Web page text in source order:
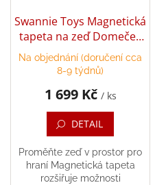
Swannie Toys Magnetická
tapeta na zeď Domeček
120x80 cm
Na objednání (doručení cca
8-9 týdnů)
1 699 Kč / ks
DETAIL
Proměňte zeď v prostor pro
hraní Magnetická tapeta
rozšiřuje možnosti